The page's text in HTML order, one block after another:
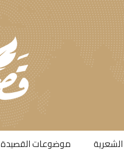
موضوعات القصيدة​